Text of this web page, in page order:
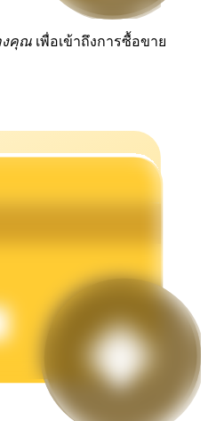
ได้ทันที
งคุณ เพื่อเข้าถึงการซื้อขาย